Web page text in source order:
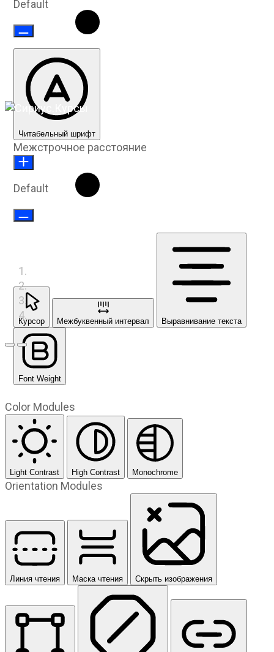
Предыдущий слайд
Следующий слайд
Default
Читабельный шрифт
Межстрочное расстояние
Default
Курсор Межбуквенный интервал Выравнивание текста
Font Weight
Color Modules
Light Contrast High Contrast Monochrome
Orientation Modules
Линия чтения Маска чтения Скрыть изображения